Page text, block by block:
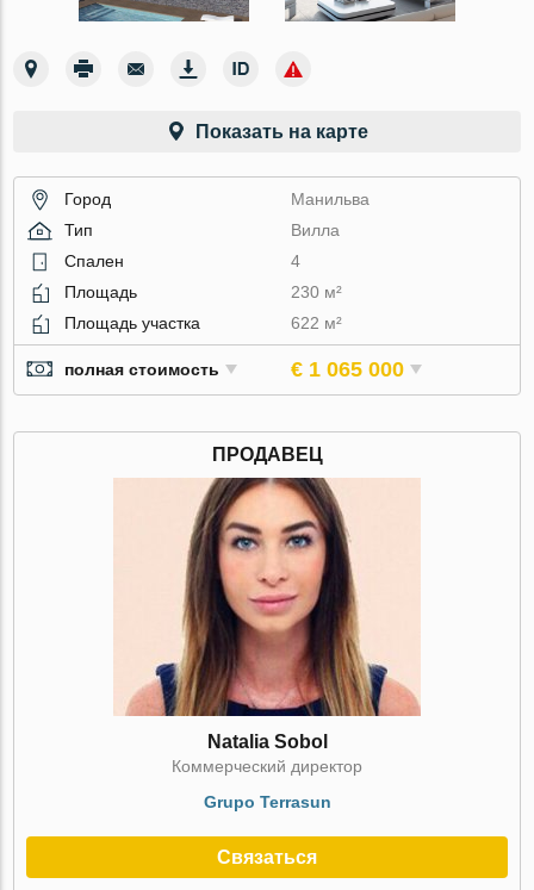
Показать на карте
Город
Манильва
Тип
Вилла
Спален
4
Площадь
230 м²
Площадь участка
622 м²
полная стоимость € 1 065 000
ПРОДАВЕЦ
Natalia Sobol
Коммерческий директор
Grupo Terrasun
Связаться